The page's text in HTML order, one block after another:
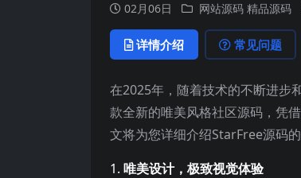
02月06日 网站源码 精品源码
详情介绍 常见问题
在2025年，随着技术的不断进步
款全新的唯美风格社区源码，凭
文将为您详细介绍StarFree源码
1. 唯美设计，极致视觉体验